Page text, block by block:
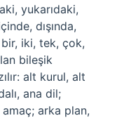
yukarıdaki,
dışında,
iki, tek, çok,
bileşik
alt kurul, alt
ana dil;
arka plan,